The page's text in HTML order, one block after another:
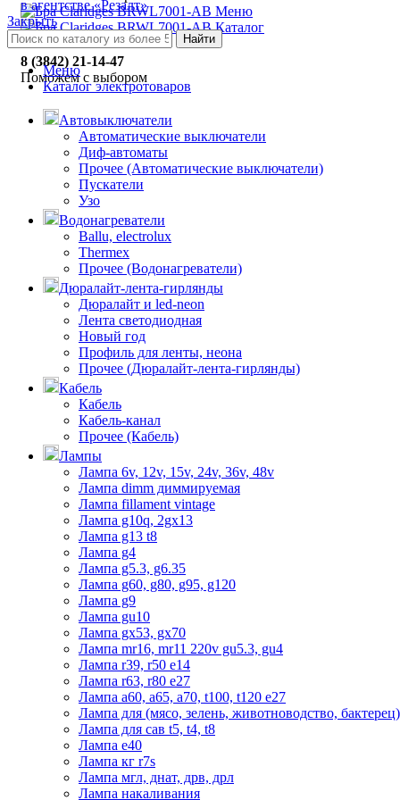
Меню
Каталог
8 (3842) 21-14-47
Поможем с выбором
в агентстве «Резалт»
Закрыть
Найти
Меню
Каталог электротоваров
Автовыключатели
Автоматические выключатели
Диф-автоматы
Прочее (Автоматические выключатели)
Пускатели
Узо
Водонагреватели
Ballu, electrolux
Thermex
Прочее (Водонагреватели)
Дюралайт-лента-гирлянды
Дюралайт и led-neon
Лента светодиодная
Новый год
Профиль для ленты, неона
Прочее (Дюралайт-лента-гирлянды)
Кабель
Кабель
Кабель-канал
Прочее (Кабель)
Лампы
Лампа 6v, 12v, 15v, 24v, 36v, 48v
Лампа dimm диммируемая
Лампа fillament vintage
Лампа g10q, 2gx13
Лампа g13 t8
Лампа g4
Лампа g5.3, g6.35
Лампа g60, g80, g95, g120
Лампа g9
Лампа gu10
Лампа gx53, gx70
Лампа mr16, mr11 220v gu5.3, gu4
Лампа r39, r50 е14
Лампа r63, r80 е27
Лампа а60, а65, а70, t100, t120 е27
Лампа для (мясо, зелень, животноводство, бактерец)
Лампа для сав t5, t4, t8
Лампа е40
Лампа кг r7s
Лампа мгл, днат, дрв, дрл
Лампа накаливания